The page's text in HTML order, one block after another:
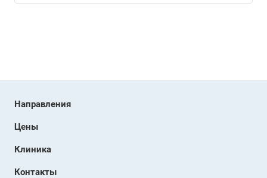
Направления
Цены
Клиника
Контакты